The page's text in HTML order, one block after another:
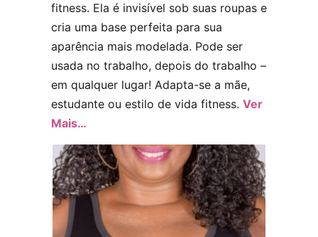
fitness. Ela é invisível sob suas roupas e
cria uma base perfeita para sua
aparência mais modelada. Pode ser
usada no trabalho, depois do trabalho –
em qualquer lugar! Adapta-se a mãe,
estudante ou estilo de vida fitness. Ver
Mais…